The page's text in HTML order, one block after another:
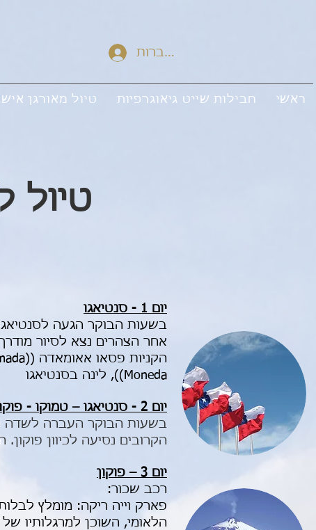
להתחברות
ראשי חבילות שייט גיאוגרפיות טיול מאורגן
טיול
יום 1 - סנטיאגו
בשעות הבוקר הגעה
Moneda)), לינה בסנטיאגו
יום 2 - סנטיאגו – טמוקו - פוקון
בשעות הבוקר העברה לשדה
הקרובים נסיעה לכיוון
יום 3 – פוקון
רכב שכור:
הלאומי, השוכן למרגלותיו